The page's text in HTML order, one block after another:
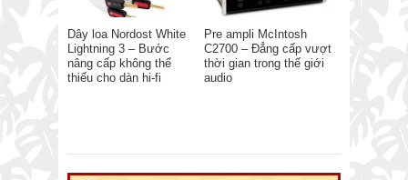
Dây loa Nordost White
Lightning 3 – Bước
nâng cấp không thể
thiếu cho dàn hi-fi
Pre ampli McIntosh
C2700 – Đẳng cấp vượt
thời gian trong thế giới
audio